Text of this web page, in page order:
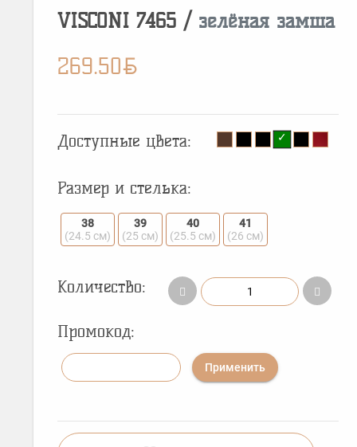
VISCONI 7465 / зелёная замша
269.50BYN
Доступные цвета:
Размер и стелька:
38
(24.5 см)
39
(25 см)
40
(25.5 см)
41
(26 см)
Количество:
Промокод:
Применить